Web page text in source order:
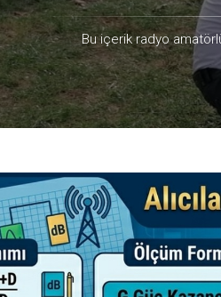
Bu içerik radyo